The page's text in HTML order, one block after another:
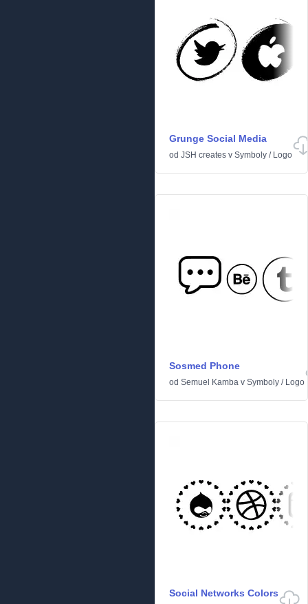
Grunge Social Media
od JSH creates v Symboly / Logo
Sosmed Phone
od Semuel Kamba v Symboly / Logo
Social Networks Colors